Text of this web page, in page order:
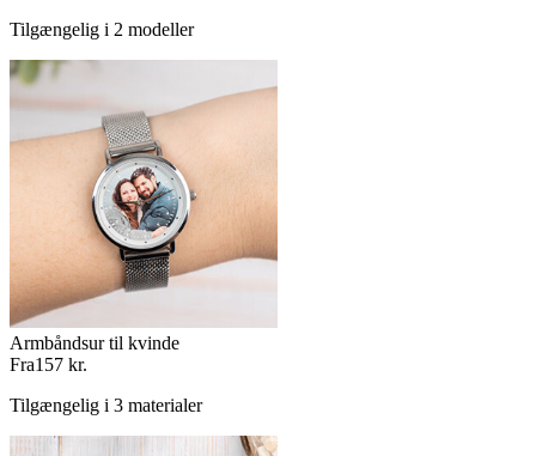
Tilgængelig i 2 modeller
Armbåndsur til kvinde
Fra157 kr.
Tilgængelig i 3 materialer